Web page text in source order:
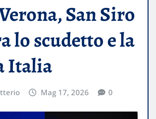
San Siro
lo scudetto e la
Italia
Mag 17, 2026 0